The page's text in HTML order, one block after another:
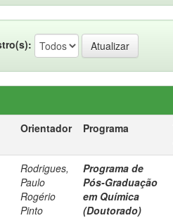
Orientador Programa
Rodrigues,
Paulo
Rogério
Pinto
Programa de
Pós-Graduação
em Química
(Doutorado)